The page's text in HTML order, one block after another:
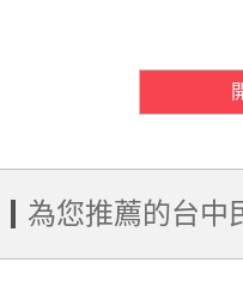
為您推薦的台中